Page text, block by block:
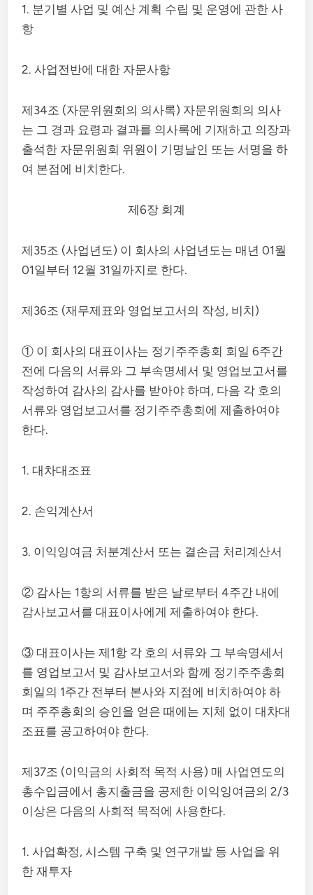
1. 분기별 사업 및 예산 계획 수립 및 운영에 관한 사
항
2. 사업전반에 대한 자문사항
제34조 (자문위원회의 의사록) 자문위원회의 의사
는 그 경과 요령과 결과를 의사록에 기재하고 의장과
출석한 자문위원회 위원이 기명날인 또는 서명을 하
여 본점에 비치한다.
제6장 회계
제35조 (사업년도) 이 회사의 사업년도는 매년 01월
01일부터 12월 31일까지로 한다.
제36조 (재무제표와 영업보고서의 작성, 비치)
① 이 회사의 대표이사는 정기주주총회 회일 6주간
전에 다음의 서류와 그 부속명세서 및 영업보고서를
작성하여 감사의 감사를 받아야 하며, 다음 각 호의
서류와 영업보고서를 정기주주총회에 제출하여야
한다.
1. 대차대조표
2. 손익계산서
3. 이익잉여금 처분계산서 또는 결손금 처리계산서
② 감사는 1항의 서류를 받은 날로부터 4주간 내에
감사보고서를 대표이사에게 제출하여야 한다.
③ 대표이사는 제1항 각 호의 서류와 그 부속명세서
를 영업보고서 및 감사보고서와 함께 정기주주총회
회일의 1주간 전부터 본사와 지점에 비치하여야 하
며 주주총회의 승인을 얻은 때에는 지체 없이 대차대
조표를 공고하여야 한다.
제37조 (이익금의 사회적 목적 사용) 매 사업연도의
총수입금에서 총지출금을 공제한 이익잉여금의 2/3
이상은 다음의 사회적 목적에 사용한다.
1. 사업확정, 시스템 구축 및 연구개발 등 사업을 위
한 재투자